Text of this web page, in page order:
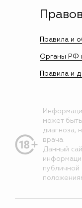
Правила и
Органы РФ
Правила и
может
диагноза,
врача.
Данный